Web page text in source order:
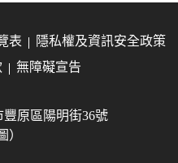
表
隱私權及資訊安全政策
無障礙宣告
豐原區陽明街36號
）